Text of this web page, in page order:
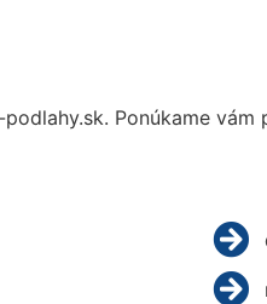
Ponúkame